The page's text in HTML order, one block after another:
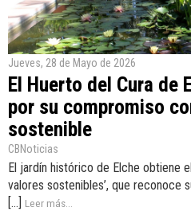
Jueves, 28 de Mayo de 2026
El Huerto del Cura de
por su compromiso
sostenible
CBNoticias
El jardín histórico de Elche obtiene
valores sostenibles’, que reconoce
[...]
Leer más...